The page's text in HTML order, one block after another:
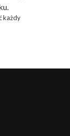
każdy